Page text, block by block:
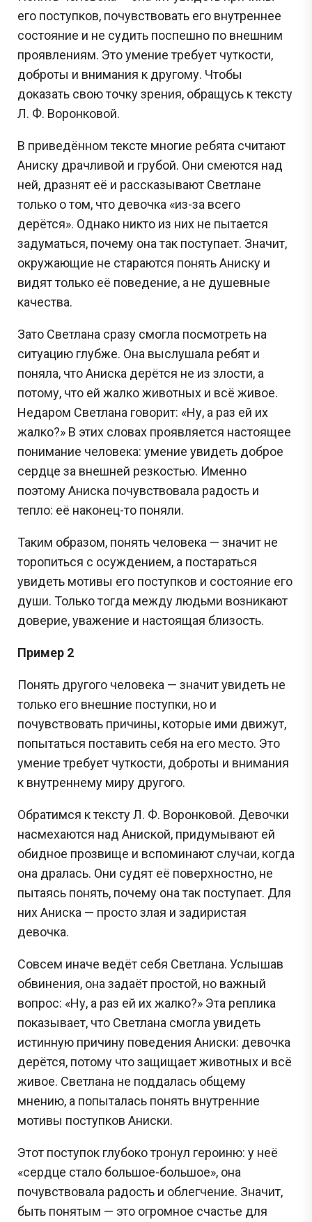
его поступков, почувствовать его внутреннее
состояние и не судить поспешно по внешним
проявлениям. Это умение требует чуткости,
доброты и внимания к другому. Чтобы
доказать свою точку зрения, обращусь к тексту
Л. Ф. Воронковой.
В приведённом тексте многие ребята считают
Аниску драчливой и грубой. Они смеются над
ней, дразнят её и рассказывают Светлане
только о том, что девочка «из-за всего
дерётся». Однако никто из них не пытается
задуматься, почему она так поступает. Значит,
окружающие не стараются понять Аниску и
видят только её поведение, а не душевные
качества.
Зато Светлана сразу смогла посмотреть на
ситуацию глубже. Она выслушала ребят и
поняла, что Аниска дерётся не из злости, а
потому, что ей жалко животных и всё живое.
Недаром Светлана говорит: «Ну, а раз ей их
жалко?» В этих словах проявляется настоящее
понимание человека: умение увидеть доброе
сердце за внешней резкостью. Именно
поэтому Аниска почувствовала радость и
тепло: её наконец-то поняли.
Таким образом, понять человека — значит не
торопиться с осуждением, а постараться
увидеть мотивы его поступков и состояние его
души. Только тогда между людьми возникают
доверие, уважение и настоящая близость.
Пример 2
Понять другого человека — значит увидеть не
только его внешние поступки, но и
почувствовать причины, которые ими движут,
попытаться поставить себя на его место. Это
умение требует чуткости, доброты и внимания
к внутреннему миру другого.
Обратимся к тексту Л. Ф. Воронковой. Девочки
насмехаются над Аниской, придумывают ей
обидное прозвище и вспоминают случаи, когда
она дралась. Они судят её поверхностно, не
пытаясь понять, почему она так поступает. Для
них Аниска — просто злая и задиристая
девочка.
Совсем иначе ведёт себя Светлана. Услышав
обвинения, она задаёт простой, но важный
вопрос: «Ну, а раз ей их жалко?» Эта реплика
показывает, что Светлана смогла увидеть
истинную причину поведения Аниски: девочка
дерётся, потому что защищает животных и всё
живое. Светлана не поддалась общему
мнению, а попыталась понять внутренние
мотивы поступков Аниски.
Этот поступок глубоко тронул героиню: у неё
«сердце стало большое-большое», она
почувствовала радость и облегчение. Значит,
быть понятым — это огромное счастье для